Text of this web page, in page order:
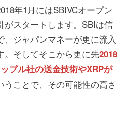
年1月にはSBIVCオープン
がスタートします。SBIは信
ジャパンマネーが更に流入
。そしてそこから更に先2018
プル社の送金技術やXRPが
うことで、その可能性の高さ